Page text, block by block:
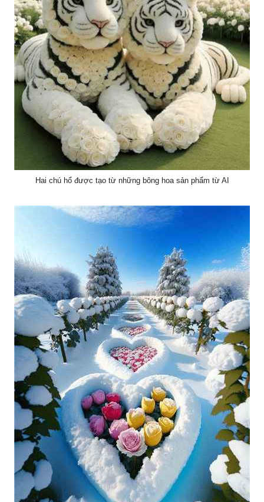
Hai chú hổ được tạo từ những bông hoa sản phẩm từ AI